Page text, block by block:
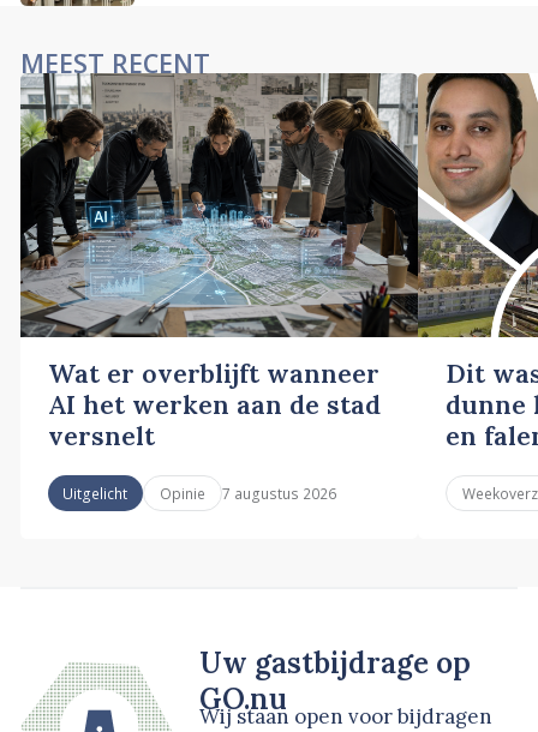
MEEST RECENT
Wat er overblijft wanneer
AI het werken aan de stad
versnelt
Uitgelicht Opinie 7 augustus 2026
Dit
dunne
en
Uw gastbijdrage op
GO.nu
Wij staan open voor bijdragen